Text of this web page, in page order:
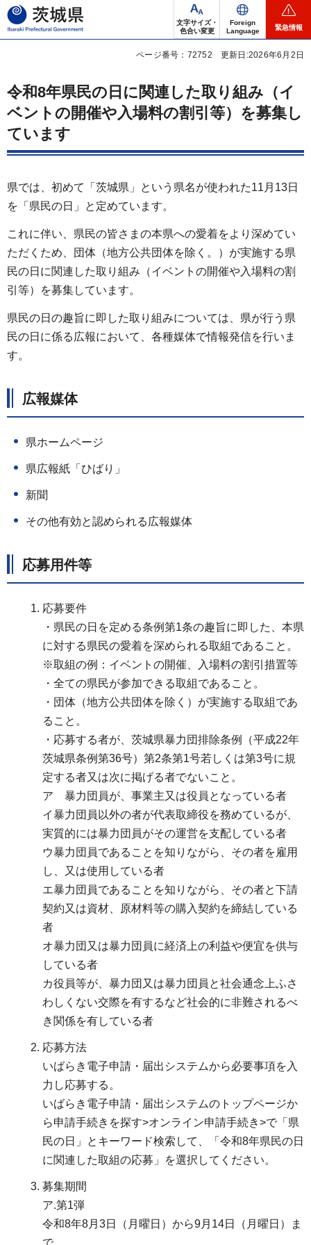
茨城県
文字サイズ・
色合い変更
Foreign
Language
緊急情報
ページ番号：72752 更新日:2026年6月2日
令和8年県民の日に関連した取り組み（イ
ベントの開催や入場料の割引等）を募集し
ています
県では、初めて「茨城県」という県名が使われた11月13日
を「県民の日」と定めています。
これに伴い、県民の皆さまの本県への愛着をより深めてい
ただくため、団体（地方公共団体を除く。）が実施する県
民の日に関連した取り組み（イベントの開催や入場料の割
引等）を募集しています。
県民の日の趣旨に即した取り組みについては、県が行う県
民の日に係る広報において、各種媒体で情報発信を行いま
す。
広報媒体
県ホームページ
県広報紙「ひばり」
新聞
その他有効と認められる広報媒体
応募用件等
応募要件
・県民の日を定める条例第1条の趣旨に即した、本県
に対する県民の愛着を深められる取組であること。
※取組の例：イベントの開催、入場料の割引措置等
・全ての県民が参加できる取組であること。
・団体（地方公共団体を除く）が実施する取組であ
ること。
・応募する者が、茨城県暴力団排除条例（平成22年
茨城県条例第36号）第2条第1号若しくは第3号に規
定する者又は次に掲げる者でないこと。
ア
暴力団員が、事業主又は役員となっている者
イ暴力団員以外の者が代表取締役を務めているが、
実質的には暴力団員がその運営を支配している者
ウ暴力団員であることを知りながら、その者を雇用
し、又は使用している者
エ暴力団員であることを知りながら、その者と下請
契約又は資材、原材料等の購入契約を締結している
者
オ暴力団又は暴力団員に経済上の利益や便宜を供与
している者
カ役員等が、暴力団又は暴力団員と社会通念上ふさ
わしくない交際を有するなど社会的に非難されるべ
き関係を有している者
応募方法
いばらき電子申請・届出システムから必要事項を入
力し応募する。
いばらき電子申請・届出システムのトップページか
ら申請手続きを探す>オンライン申請手続き>で「県
民の日」とキーワード検索して、「令和8年県民の日
に関連した取組の応募」を選択してください。
募集期間
ア.第1弾
令和8年8月3日（月曜日）から9月14日（月曜日）ま
で